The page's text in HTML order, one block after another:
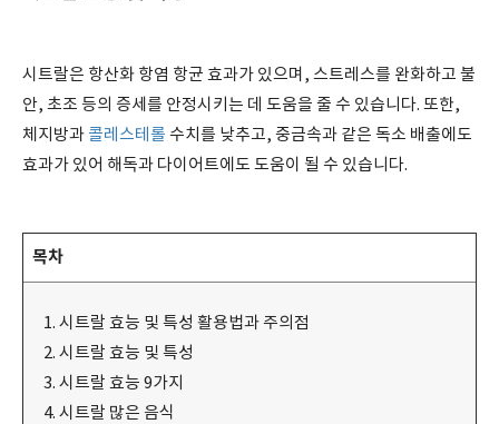
시트랄은 항산화 항염 항균 효과가 있으며, 스트레스를 완화하고 불
안, 초조 등의 증세를 안정시키는 데 도움을 줄 수 있습니다. 또한,
체지방과콜레스테롤 수치를 낮추고, 중금속과 같은 독소 배출에도
효과가 있어 해독과 다이어트에도 도움이 될 수 있습니다.
목차
시트랄 효능 및 특성 활용법과 주의점
시트랄 효능 및 특성
시트랄 효능 9가지
시트랄 많은 음식